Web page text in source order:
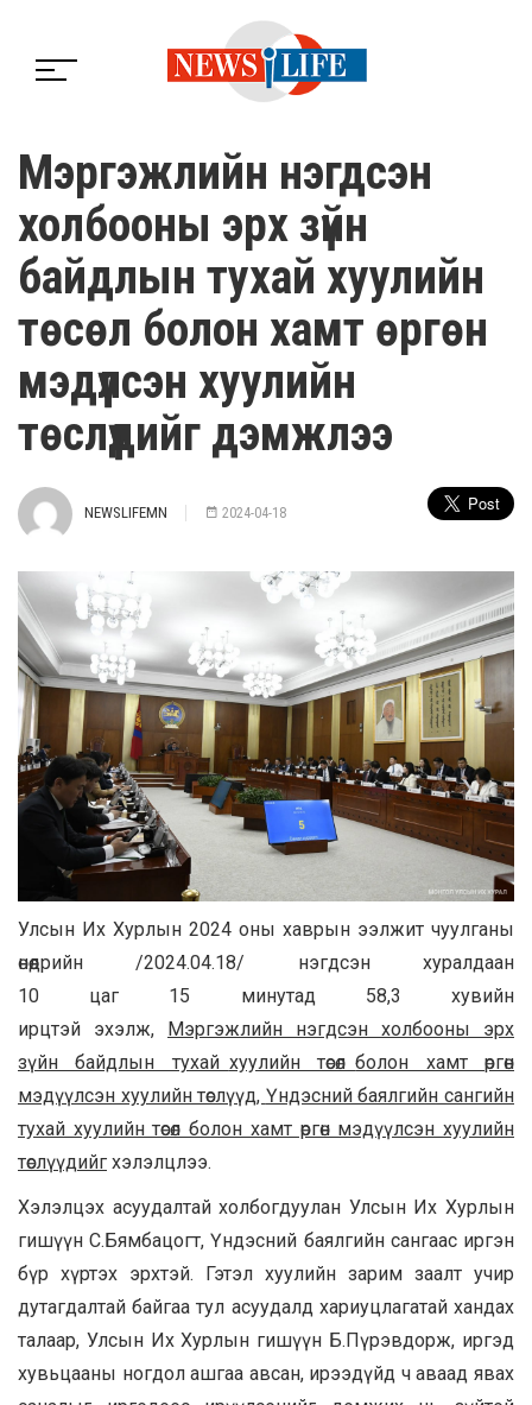
Мэргэжлийн нэгдсэн
холбооны эрх зүйн
байдлын тухай хуулийн
төсөл болон хамт өргөн
мэдүүлсэн хуулийн
төслүүдийг дэмжлээ
NEWSLIFEMN 2024-04-18
Улсын Их Хурлын 2024 оны хаврын ээлжит чуулганы
өнөөдрийн /2024.04.18/ нэгдсэн хуралдаан
10 цаг 15 минутад 58,3 хувийн
ирцтэй эхэлж,
Мэргэжлийн нэгдсэн холбооны эрх
зүйн байдлын тухай хуулийн төсөлболон хамт өргөн
мэдүүлсэн хуулийн төслүүд, Үндэсний баялгийн сангийн
тухай хуулийн төсөл болон хамт өргөн мэдүүлсэн хуулийн
төслүүдийг хэлэлцлээ.
Хэлэлцэх асуудалтай холбогдуулан Улсын Их Хурлын
гишүүн С.Бямбацогт, Үндэсний баялгийн сангаас иргэн
бүр хүртэх эрхтэй. Гэтэл хуулийн зарим заалт учир
дутагдалтай байгаа тул асуудалд хариуцлагатай хандах
талаар, Улсын Их Хурлын гишүүн Б.Пүрэвдорж, иргэд
хувьцааны ногдол ашгаа авсан, ирээдүйд ч аваад явах